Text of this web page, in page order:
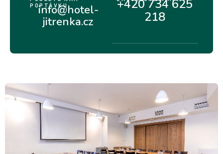
POPTÁVKU
info@hotel-
jitrenka.cz
+420 734 625
218